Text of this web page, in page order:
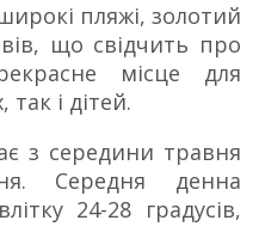
пляжі, золотий
що свідчить про
місце для
і дітей.
з середини травня
Середня денна
24-28 градусів,